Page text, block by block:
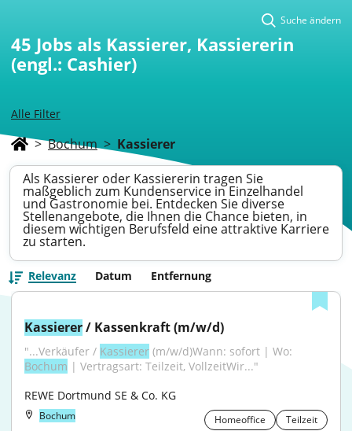
Alle Filter
Suche ändern
45 Jobs als Kassierer, Kassiererin
(engl.: Cashier)
> Bochum > Kassierer
Als Kassierer oder Kassiererin tragen Sie
maßgeblich zum Kundenservice in Einzelhandel
und Gastronomie bei. Entdecken Sie diverse
Stellenangebote, die Ihnen die Chance bieten, in
diesem wichtigen Berufsfeld eine attraktive Karriere
zu starten.
Relevanz Datum Entfernung
Kassierer / Kassenkraft (m/w/d)
"...Verkäufer / Kassierer
Bochum | Vertragsart: Teilzeit, VollzeitWir..."
REWE Dortmund SE & Co. KG
Bochum Homeoffice
Teilzeit